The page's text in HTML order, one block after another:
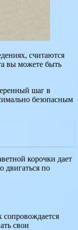
считаются
вы можете быть
шаг в
безопасным
корочки дает
двигаться по
свои